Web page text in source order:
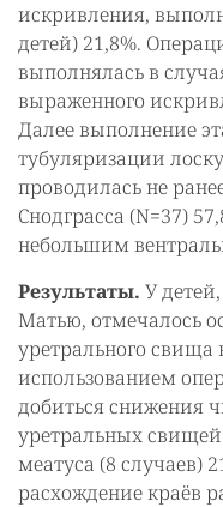
искривления,
детей) 21,8%.
выполнялась в
выраженного
Далее выполнение
тубуляризации
проводилась не
Снодграсса (N=37)
небольшим
Результаты. У
Матью, отмечалось
уретрального свища
использованием
добиться снижения
уретральных свищей
меатуса (8 случаев)
расхождение краёв